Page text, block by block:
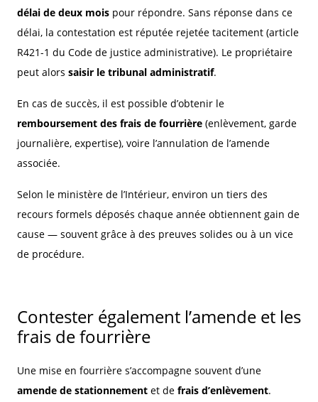
délai de deux mois pour répondre. Sans réponse dans ce
délai, la contestation est réputée rejetée tacitement (article
R421-1 du Code de justice administrative). Le propriétaire
peut alors saisir le tribunal administratif.
En cas de succès, il est possible d’obtenir le
remboursement des frais de fourrière (enlèvement, garde
journalière, expertise), voire l’annulation de l’amende
associée.
Selon le ministère de l’Intérieur, environ un tiers des
recours formels déposés chaque année obtiennent gain de
cause — souvent grâce à des preuves solides ou à un vice
de procédure.
Contester également l’amende et les
frais de fourrière
Une mise en fourrière s’accompagne souvent d’une
amende de stationnement et de frais d’enlèvement.